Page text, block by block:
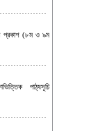
প্রকাশ (৮ম ও ৯ম
পাঠ্যসূচি